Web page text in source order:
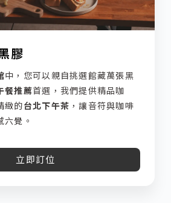
膠
中，您可以親自挑選館藏萬張黑
餐推薦首選，我們提供精品咖
緻的台北下午茶 ，讓音符與咖啡
覺。
立即訂位